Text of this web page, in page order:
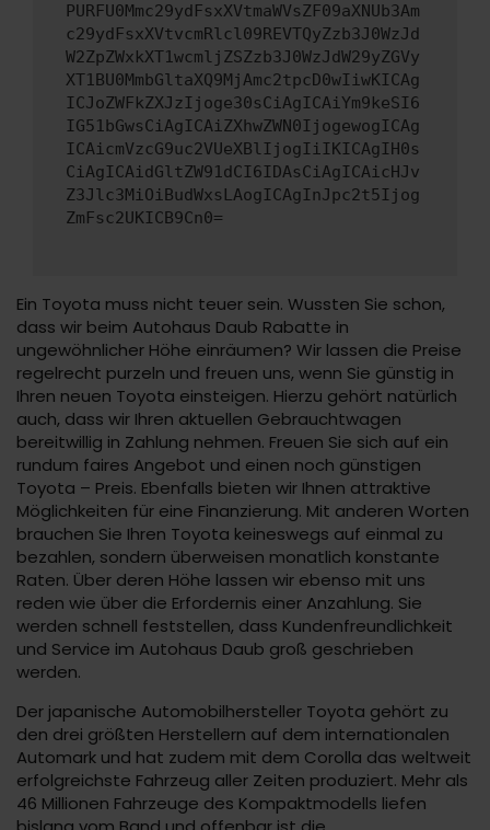
PURFU0Mmc29ydFsxXVtmaWVsZF09aXNUb3Am
c29ydFsxXVtvcmRlcl09REVTQyZzb3J0WzJd
W2ZpZWxkXT1wcmljZSZzb3J0WzJdW29yZGVy
XT1BU0MmbGltaXQ9MjAmc2tpcD0wIiwKICAg
ICJoZWFkZXJzIjoge30sCiAgICAiYm9keSI6
IG51bGwsCiAgICAiZXhwZWN0IjogewogICAg
ICAicmVzcG9uc2VUeXBlIjogIiIKICAgIH0s
CiAgICAidGltZW91dCI6IDAsCiAgICAicHJv
Z3Jlc3MiOiBudWxsLAogICAgInJpc2t5Ijog
ZmFsc2UKICB9Cn0=
Ein Toyota muss nicht teuer sein. Wussten Sie schon,
dass wir beim Autohaus Daub Rabatte in
ungewöhnlicher Höhe einräumen? Wir lassen die Preise
regelrecht purzeln und freuen uns, wenn Sie günstig in
Ihren neuen Toyota einsteigen. Hierzu gehört natürlich
auch, dass wir Ihren aktuellen Gebrauchtwagen
bereitwillig in Zahlung nehmen. Freuen Sie sich auf ein
rundum faires Angebot und einen noch günstigen
Toyota – Preis. Ebenfalls bieten wir Ihnen attraktive
Möglichkeiten für eine Finanzierung. Mit anderen Worten
brauchen Sie Ihren Toyota keineswegs auf einmal zu
bezahlen, sondern überweisen monatlich konstante
Raten. Über deren Höhe lassen wir ebenso mit uns
reden wie über die Erfordernis einer Anzahlung. Sie
werden schnell feststellen, dass Kundenfreundlichkeit
und Service im Autohaus Daub groß geschrieben
werden.
Der japanische Automobilhersteller Toyota gehört zu
den drei größten Herstellern auf dem internationalen
Automark und hat zudem mit dem Corolla das weltweit
erfolgreichste Fahrzeug aller Zeiten produziert. Mehr als
46 Millionen Fahrzeuge des Kompaktmodells liefen